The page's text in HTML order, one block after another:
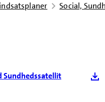
Social,
Sundhedssatellit